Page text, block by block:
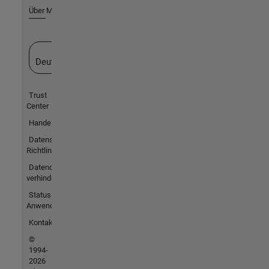
Über MathWorks
Deutschland
Trust
Center
Handelsmarken
Datenschutz-
Richtlinien
Datendiebstahl
verhindern
Status von
Anwendungen
Kontakt
©
1994-
2026